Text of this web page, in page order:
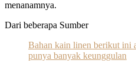
menanamnya.
Dari beberapa Sumber
Bahan kain linen berikut ini
punya banyak keunggulan